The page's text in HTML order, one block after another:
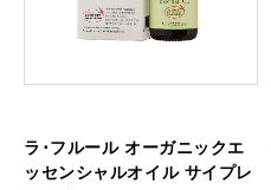
ラ･フルール オーガニックエ
ッセンシャルオイル サイプレ